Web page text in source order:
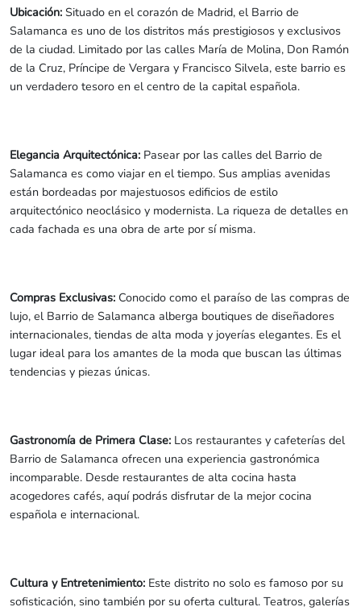
Ubicación: Situado en el corazón de Madrid, el Barrio de
Salamanca es uno de los distritos más prestigiosos y exclusivos
de la ciudad. Limitado por las calles María de Molina, Don Ramón
de la Cruz, Príncipe de Vergara y Francisco Silvela, este barrio es
un verdadero tesoro en el centro de la capital española.
Elegancia Arquitectónica: Pasear por las calles del Barrio de
Salamanca es como viajar en el tiempo. Sus amplias avenidas
están bordeadas por majestuosos edificios de estilo
arquitectónico neoclásico y modernista. La riqueza de detalles en
cada fachada es una obra de arte por sí misma.
Compras Exclusivas: Conocido como el paraíso de las compras de
lujo, el Barrio de Salamanca alberga boutiques de diseñadores
internacionales, tiendas de alta moda y joyerías elegantes. Es el
lugar ideal para los amantes de la moda que buscan las últimas
tendencias y piezas únicas.
Gastronomía de Primera Clase: Los restaurantes y cafeterías del
Barrio de Salamanca ofrecen una experiencia gastronómica
incomparable. Desde restaurantes de alta cocina hasta
acogedores cafés, aquí podrás disfrutar de la mejor cocina
española e internacional.
Cultura y Entretenimiento: Este distrito no solo es famoso por su
sofisticación, sino también por su oferta cultural. Teatros, galerías